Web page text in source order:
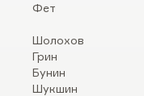
Фет
Шолохов
Грин
Бунин
Шукшин